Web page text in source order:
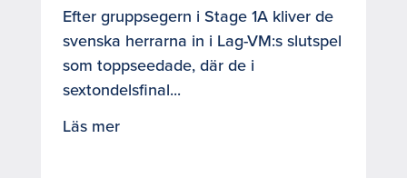
Efter gruppsegern i Stage 1A kliver de
svenska herrarna in i Lag-VM:s slutspel
som toppseedade, där de i
sextondelsfinal...
Läs mer